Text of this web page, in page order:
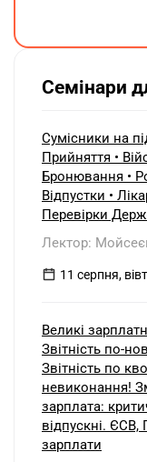
ЮО з
Семінари
Сумісники на
Прийняття •
Бронювання •
Відпустки •
Перевірки
Лектор:
11 серпня,
Великі
Звітність по-
Звітність по
невиконання!
зарплата:
відпускні. ЄСВ,
зарплати